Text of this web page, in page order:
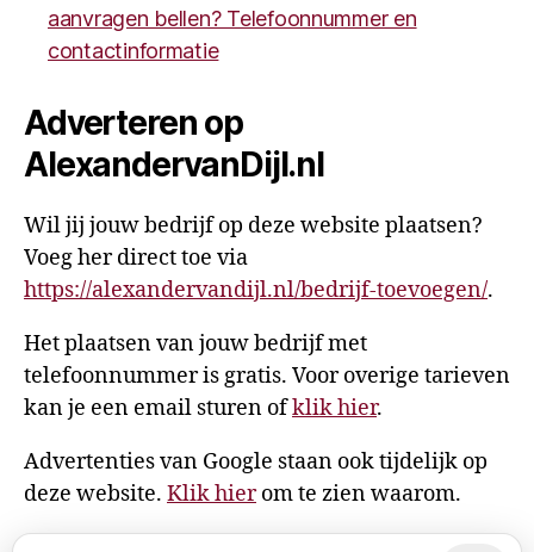
aanvragen bellen? Telefoonnummer en
contactinformatie
Adverteren op
AlexandervanDijl.nl
Wil jij jouw bedrijf op deze website plaatsen?
Voeg her direct toe via
https://alexandervandijl.nl/bedrijf-toevoegen/.
Het plaatsen van jouw bedrijf met
telefoonnummer is gratis. Voor overige tarieven
kan je een email sturen ofklik hier.
Advertenties van Google staan ook tijdelijk op
deze website. Klik hierom te zien waarom.